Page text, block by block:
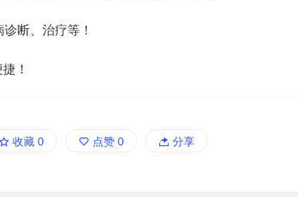
断、治疗等！
！
收藏0 点赞 0 分享